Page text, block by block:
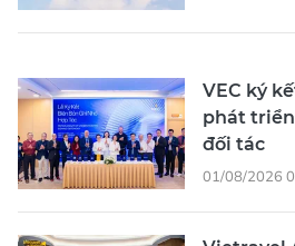
VEC ký
phát
đối tác
01/08/2026